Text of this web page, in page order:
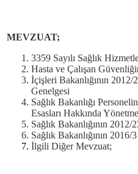
MEVZUAT;
3359 Sayılı Sağlık
Hasta ve Çalışan
İçişleri Bakanlığının 2012/
Genelgesi
Sağlık Bakanlığı
Esasları Hakkında
Sağlık Bakanlığının
Sağlık Bakanlığının
İlgili Diğer Mevzuat;